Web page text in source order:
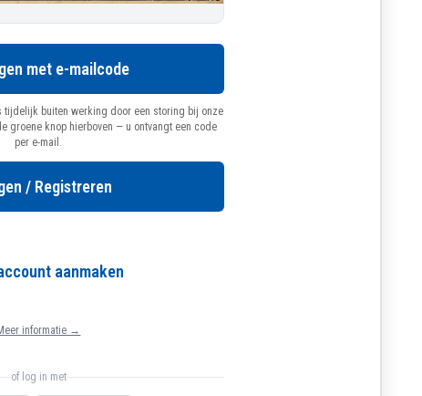
met e-mailcode
tijdelijk buiten werking door een storing bij onze
groene knop hierboven — u ontvangt een code
per e-mail.
/ Registreren
aanmaken
informatie →
of log in met